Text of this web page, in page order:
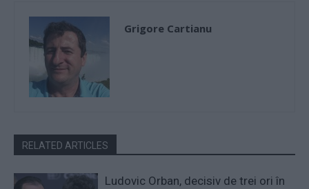
Grigore Cartianu
RELATED ARTICLES
Ludovic Orban, decisiv de trei ori în